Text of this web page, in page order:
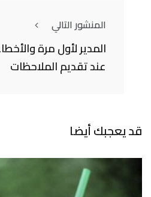
المنشور التالي
المدير لأول مرة
عند تقديم الملاحظات
قد يعجبك أيضا